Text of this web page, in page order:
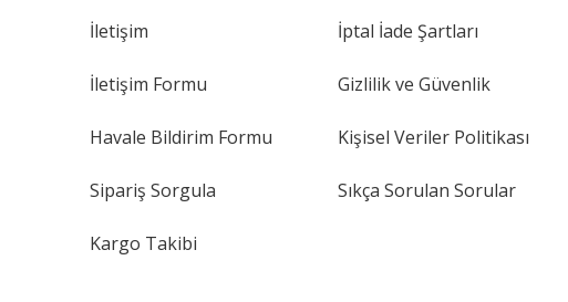
İletişim
İletişim Formu
Havale Bildirim Formu
Sipariş Sorgula
Kargo Takibi
İptal İade Şartları
Gizlilik ve Güvenlik
Kişisel Veriler Politikası
Sıkça Sorulan Sorular